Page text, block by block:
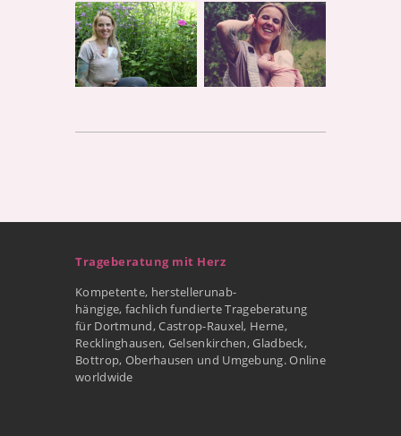
Trageberatung mit Herz
Kompetente, herstellerunab-
hängige, fachlich fundierte Trageberatung
für Dortmund, Castrop-Rauxel, Herne,
Recklinghausen, Gelsenkirchen, Gladbeck,
Bottrop, Oberhausen und Umgebung. Online
worldwide